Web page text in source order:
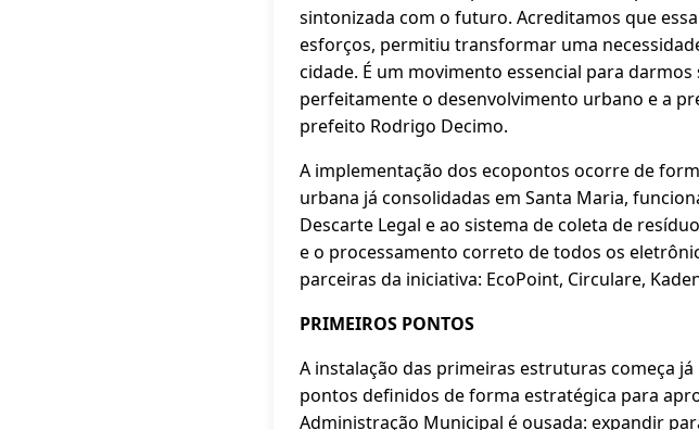
sintonizada com o futuro. Acreditamos que
esforços, permitiu transformar uma
cidade. É um movimento essencial para
perfeitamente o desenvolvimento urbano e a
prefeito Rodrigo Decimo.
A implementação dos ecopontos ocorre de
urbana já consolidadas em Santa Maria,
Descarte Legal e ao sistema de coleta de
e o processamento correto de todos os
parceiras da iniciativa: EcoPoint, Circulare,
PRIMEIROS PONTOS
A instalação das primeiras estruturas começa
pontos definidos de forma estratégica para
Administração Municipal é ousada: expandir